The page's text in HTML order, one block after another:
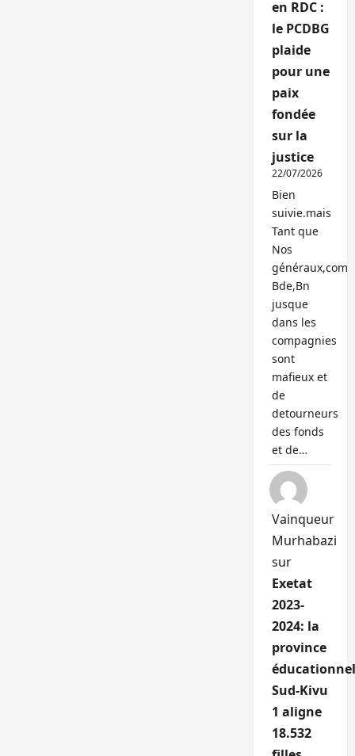
en RDC :
le PCDBG
plaide
pour une
paix
fondée
sur la
justice
22/07/2026
Bien
suivie.mais
Tant que
Nos
généraux,com
Bde,Bn
jusque
dans les
compagnies
sont
mafieux et
de
detourneurs
des fonds
et de…
Vainqueur
Murhabazi
sur
Exetat
2023-
2024: la
province
Sud-Kivu
1 aligne
18.532